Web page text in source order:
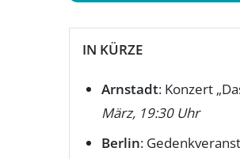
IN KÜRZE
Arnstadt: Konzert
März, 19:30 Uhr
Berlin: